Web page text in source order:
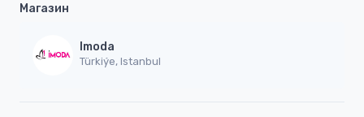
Магазин
Imoda
Türkiýe, Istanbul